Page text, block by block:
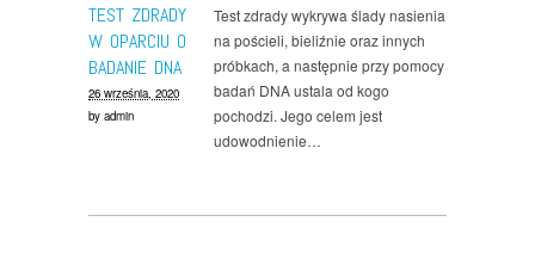
TEST ZDRADY
W OPARCIU O
BADANIE DNA
26 września, 2020
by admin
Test zdrady wykrywa ślady nasienia
na pościeli, bieliźnie oraz innych
próbkach, a następnie przy pomocy
badań DNA ustala od kogo
pochodzi. Jego celem jest
udowodnienie…